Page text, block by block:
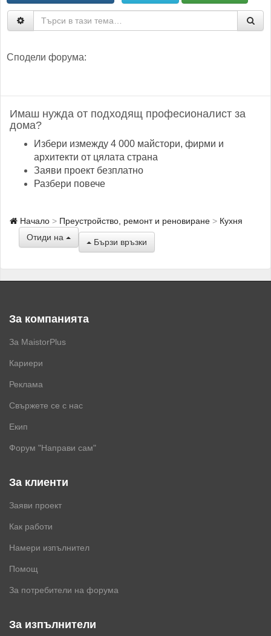
Сподели форума:
Имаш нужда от подходящ професионалист за
дома?
Избери измежду 4 000 майстори, фирми и
архитекти от цялата страна
Заяви проект безплатно
Разбери повече
Начало Преустройство, ремонт и реновиране
Кухня
Отиди на
Бързи връзки
За компанията
За MaistorPlus
Кариери
Реклама
Свържете се с нас
Екип
Форум "Направи сам"
За клиенти
Заяви проект
Как работи
Намери изпълнител
Помощ
За потребители на форума
За изпълнители